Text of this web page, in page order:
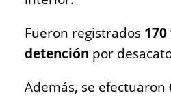
Fueron registrados
detención por
Además, se efectuaron